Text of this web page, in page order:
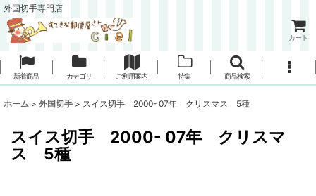
外国切手専門店
カート
新着商品 カテゴリ ご利用案内 特集 商品検索
ホーム > 外国切手 > スイス切手 2000- 07年 クリスマス 5種
スイス切手 2000- 07年 クリスマ
ス 5種